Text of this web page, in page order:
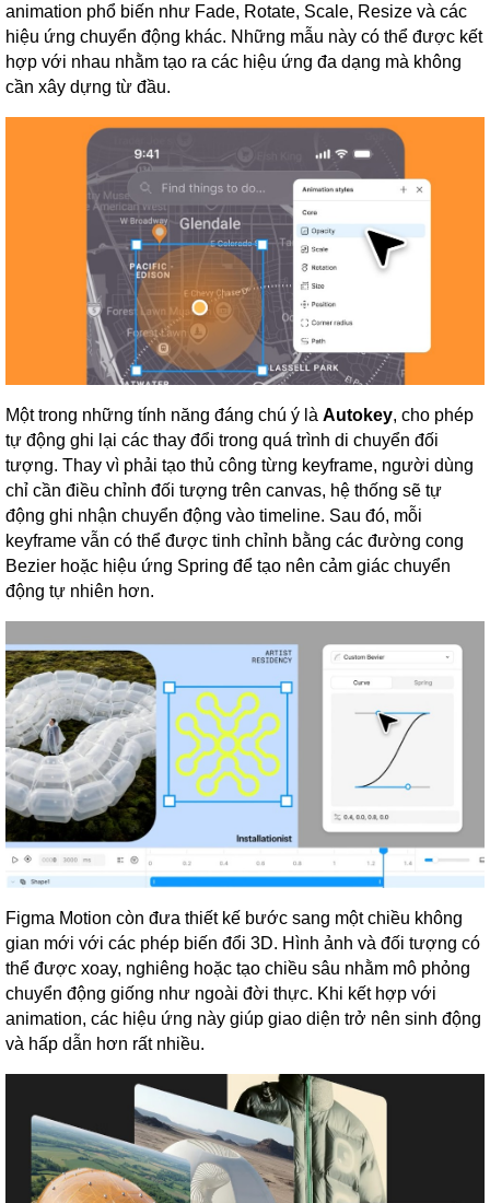
animation phổ biến như Fade, Rotate, Scale, Resize và các
hiệu ứng chuyển động khác. Những mẫu này có thể được kết
hợp với nhau nhằm tạo ra các hiệu ứng đa dạng mà không
cần xây dựng từ đầu.
Một trong những tính năng đáng chú ý là Autokey, cho phép
tự động ghi lại các thay đổi trong quá trình di chuyển đối
tượng. Thay vì phải tạo thủ công từng keyframe, người dùng
chỉ cần điều chỉnh đối tượng trên canvas, hệ thống sẽ tự
động ghi nhận chuyển động vào timeline. Sau đó, mỗi
keyframe vẫn có thể được tinh chỉnh bằng các đường cong
Bezier hoặc hiệu ứng Spring để tạo nên cảm giác chuyển
động tự nhiên hơn.
Figma Motion còn đưa thiết kế bước sang một chiều không
gian mới với các phép biến đổi 3D. Hình ảnh và đối tượng có
thể được xoay, nghiêng hoặc tạo chiều sâu nhằm mô phỏng
chuyển động giống như ngoài đời thực. Khi kết hợp với
animation, các hiệu ứng này giúp giao diện trở nên sinh động
và hấp dẫn hơn rất nhiều.